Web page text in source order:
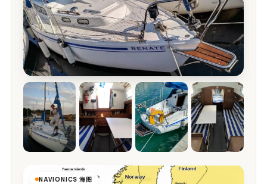
NAVIONICS 海图